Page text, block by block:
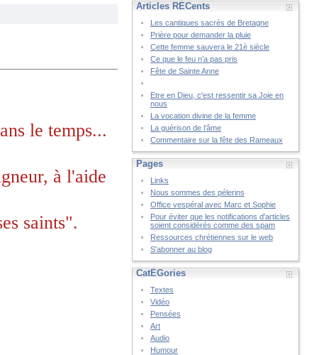
le temps...
à l'aide
saints".
Articles RÉCents
Les cantiques sacrés de Bretagne
Prière pour demander la pluie
Cette femme sauvera le 21è siècle
Ce que le feu n’a pas pris
Fête de Sainte Anne
Etre en Dieu, c'est ressentir sa Joie en
nous
La vocation divine de la femme
La guérison de l’âme
Commentaire sur la fête des Rameaux
Pages
Links
Nous sommes des pélerins
Office vespéral avec Marc et Sophie
Pour éviter que les notifications d'articles
soient considérés comme des spam
Ressources chrétiennes sur le web
S'abonner au blog
CatÉGories
Textes
Vidéo
Pensées
Art
Audio
Humour